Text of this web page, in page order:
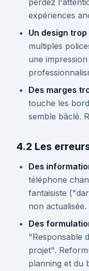
perdez
expériences
Un design
multiples
une
Des marges
touche les
semble bâclé.
4.2 Les
Des
téléphone
fantaisiste
non actualisée.
Des
"Responsable
projet".
planning et du